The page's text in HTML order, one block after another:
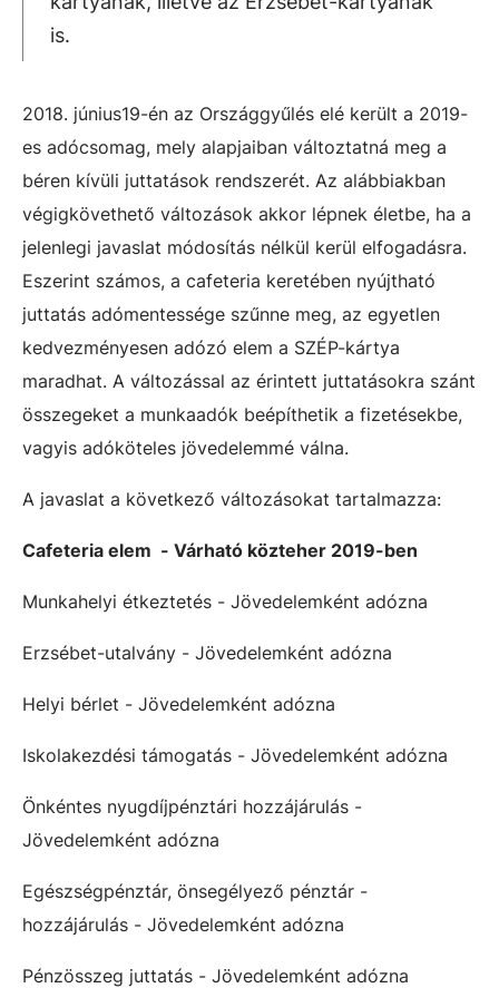
is.
2018. június19-én az Országgyűlés elé került a 2019-
es adócsomag, mely alapjaiban változtatná meg a
béren kívüli juttatások rendszerét. Az alábbiakban
végigkövethető változások akkor lépnek életbe, ha a
jelenlegi javaslat módosítás nélkül kerül elfogadásra.
Eszerint számos, a cafeteria keretében nyújtható
juttatás adómentessége szűnne meg, az egyetlen
kedvezményesen adózó elem a SZÉP-kártya
maradhat. A változással az érintett juttatásokra szánt
összegeket a munkaadók beépíthetik a fizetésekbe,
vagyis adóköteles jövedelemmé válna.
A javaslat a következő változásokat tartalmazza:
Cafeteria elem - Várható közteher 2019-ben
Munkahelyi étkeztetés - Jövedelemként adózna
Erzsébet-utalvány - Jövedelemként adózna
Helyi bérlet - Jövedelemként adózna
Iskolakezdési támogatás - Jövedelemként adózna
Önkéntes nyugdíjpénztári hozzájárulás -
Jövedelemként adózna
Egészségpénztár, önsegélyező pénztár -
hozzájárulás - Jövedelemként adózna
Pénzösszeg juttatás - Jövedelemként adózna